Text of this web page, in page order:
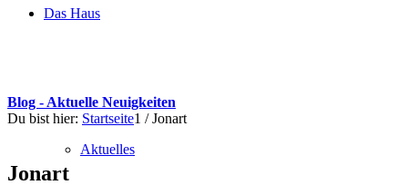
Das Haus
Aktuelles
Blog - Aktuelle Neuigkeiten
Du bist hier: Startseite1 / Jonart
Jonart